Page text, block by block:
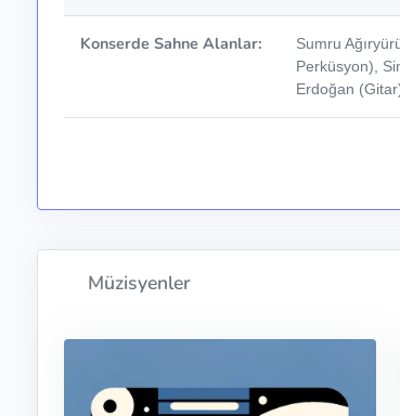
Konserde Sahne Alanlar:
Sumru
Perküsyon),
Erdoğan
Müzisyenler